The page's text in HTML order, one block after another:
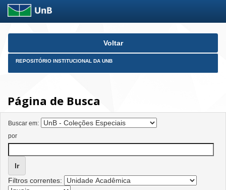
Skip
Voltar
REPOSITÓRIO INSTITUCIONAL DA UNB
Página de Busca
Buscar em:
por
Filtros correntes: